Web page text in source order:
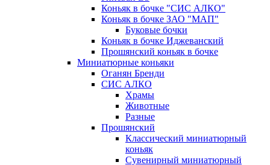
Коньяк в бочке "СИС АЛКО"
Коньяк в бочке ЗАО "МАП"
Буковые бочки
Коньяк в бочке Иджеванский
Прошянский коньяк в бочке
Миниатюрные коньяки
Оганян Бренди
СИС АЛКО
Храмы
Животные
Разные
Прошянский
Классический миниатюрный
коньяк
Сувенирный миниатюрный